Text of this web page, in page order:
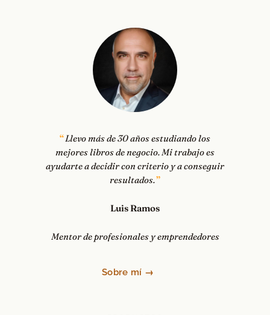
Llevo más de 30 años estudiando los
mejores libros de negocio. Mi trabajo es
ayudarte a decidir con criterio y a conseguir
resultados.
Luis Ramos
Mentor de profesionales y emprendedores
Sobre mí →